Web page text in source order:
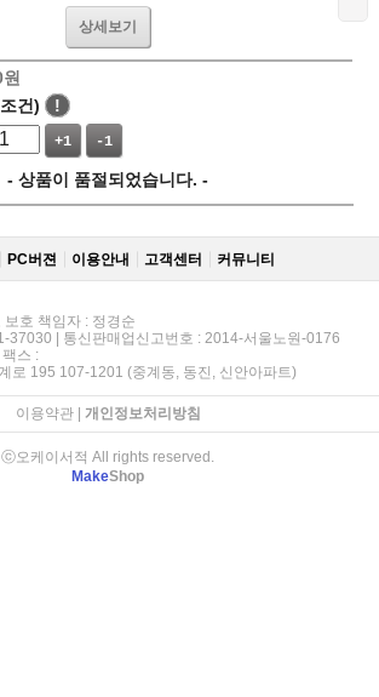
상세보기
원
건)
!
+1 -1
- 상품이 품절되었습니다. -
PC버젼 이용안내 고객센터 커뮤니티
호 책임자 : 정경순
37030 | 통신판매업신고번호 : 2014-서울노원-0176
스 :
로 195 107-1201 (중계동, 동진, 신안아파트)
이용약관| 개인정보처리방침
ⓒ오케이서적 All rights reserved.
MakeShop